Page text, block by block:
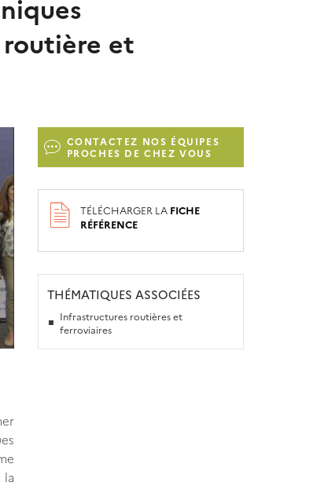
routière et
CONTACTEZ NOS ÉQUIPES
PROCHES DE CHEZ VOUS
TÉLÉCHARGER LA FICHE
RÉFÉRENCE
THÉMATIQUES ASSOCIÉES
Infrastructures routières et
ferroviaires